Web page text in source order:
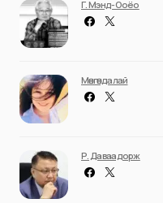
Г. Мэнд-Ооёо
Мөнгөндалай
Р. Даваадорж